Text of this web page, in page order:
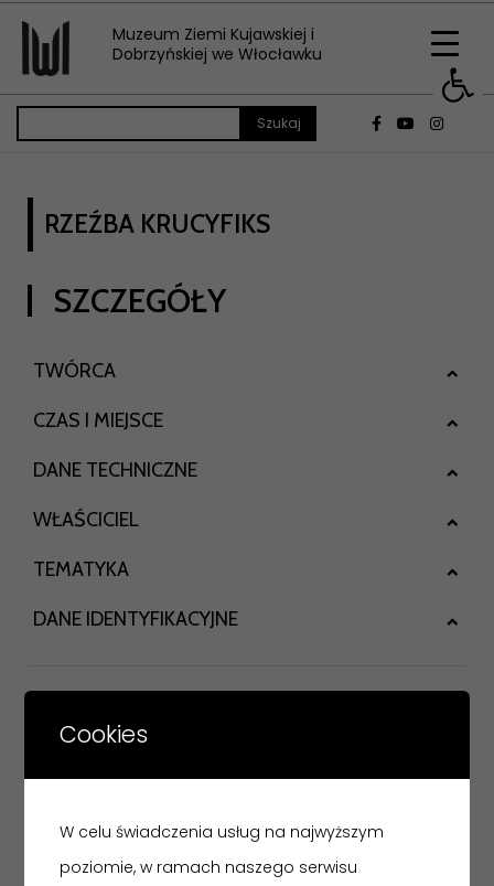
Muzeum Ziemi Kujawskiej i
Dobrzyńskiej we Włocławku
RZEŹBA KRUCYFIKS
SZCZEGÓŁY
TWÓRCA
CZAS I MIEJSCE
DANE TECHNICZNE
WŁAŚCICIEL
TEMATYKA
DANE IDENTYFIKACYJNE
OPIS
Cookies
W celu świadczenia usług na najwyższym
poziomie, w ramach naszego serwisu